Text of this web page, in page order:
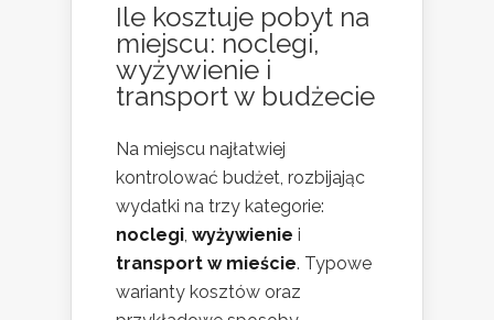
Ile kosztuje pobyt na
miejscu: noclegi,
wyżywienie i
transport w budżecie
Na miejscu najłatwiej
kontrolować budżet, rozbijając
wydatki na trzy kategorie:
noclegi, wyżywienie i
transport w mieście. Typowe
warianty kosztów oraz